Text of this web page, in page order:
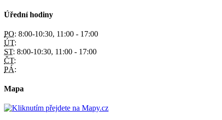
Úřední hodiny
PO: 8:00-10:30, 11:00 - 17:00
ÚT:
ST: 8:00-10:30, 11:00 - 17:00
ČT:
PÁ:
Mapa